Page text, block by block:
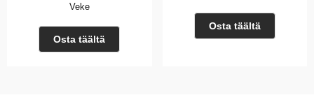
Veke
Osta täältä
Osta täältä